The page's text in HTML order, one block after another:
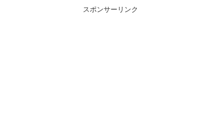
スポンサーリンク